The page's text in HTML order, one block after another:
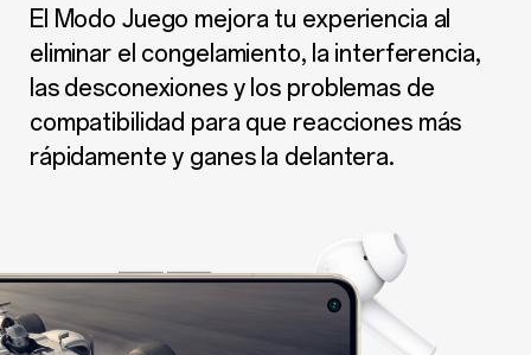
El Modo Juego mejora tu experiencia al
eliminar el congelamiento, la interferencia,
las desconexiones y los problemas de
compatibilidad para que reacciones más
rápidamente y ganes la delantera.